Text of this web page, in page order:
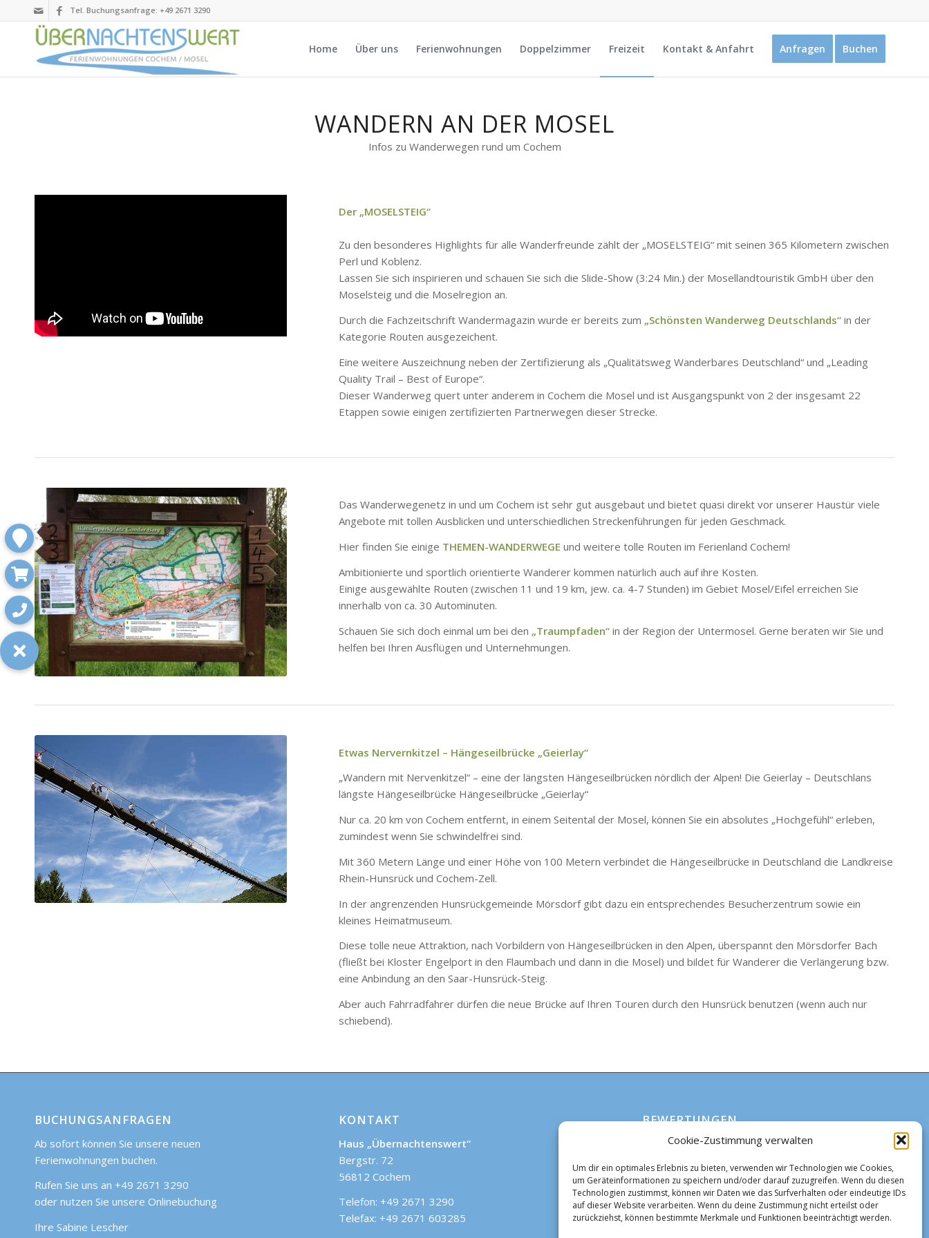
Cookie-Zustimmung verwalten
Um dir ein optimales Erlebnis zu bieten, verwenden wir Technologien wie Cookies,
um Geräteinformationen zu speichern und/oder darauf zuzugreifen. Wenn du diesen
Technologien zustimmst, können wir Daten wie das Surfverhalten oder eindeutige IDs
auf dieser Website verarbeiten. Wenn du deine Zustimmung nicht erteilst oder
zurückziehst, können bestimmte Merkmale und Funktionen beeinträchtigt werden.
Tel. Buchungsanfrage: +49 2671 3290
Home Über uns Ferienwohnungen Doppelzimmer Freizeit Kontakt & Anfahrt Anfragen Buchen
WANDERN AN DER MOSEL
Infos zu Wanderwegen rund um Cochem
Der „MOSELSTEIG“
Zu den besonderes Highlights für alle Wanderfreunde zählt der „MOSELSTEIG“ mit seinen 365 Kilometern zwischen
Perl und Koblenz.
Lassen Sie sich inspirieren und schauen Sie sich die Slide-Show (3:24 Min.) der Mosellandtouristik GmbH über den
Moselsteig und die Moselregion an.
Durch die Fachzeitschrift Wandermagazin wurde er bereits zum „Schönsten Wanderweg Deutschlands“in der
Kategorie Routen ausgezeichent.
Eine weitere Auszeichnung neben der Zertifizierung als „Qualitätsweg Wanderbares Deutschland“ und „Leading
Quality Trail – Best of Europe“.
Dieser Wanderweg quert unter anderem in Cochem die Mosel und ist Ausgangspunkt von 2 der insgesamt 22
Etappen sowie einigen zertifizierten Partnerwegen dieser Strecke.
Das Wanderwegenetz in und um Cochem ist sehr gut ausgebaut und bietet quasi direkt vor unserer Haustür viele
Angebote mit tollen Ausblicken und unterschiedlichen Streckenführungen für jeden Geschmack.
Hier finden Sie einige THEMEN-WANDERWEGE und weitere tolle Routen im Ferienland Cochem!
Ambitionierte und sportlich orientierte Wanderer kommen natürlich auch auf ihre Kosten.
Einige ausgewählte Routen (zwischen 11 und 19 km, jew. ca. 4-7 Stunden) im Gebiet Mosel/Eifel erreichen Sie
innerhalb von ca. 30 Autominuten.
Schauen Sie sich doch einmal um bei den „Traumpfaden“in der Region der Untermosel. Gerne beraten wir Sie und
helfen bei Ihren Ausflügen und Unternehmungen.
Etwas Nervernkitzel – Hängeseilbrücke „Geierlay“
„Wandern mit Nervenkitzel“ – eine der längsten Hängeseilbrücken nördlich der Alpen! Die Geierlay – Deutschlans
längste Hängeseilbrücke Hängeseilbrücke „Geierlay“
Nur ca. 20 km von Cochem entfernt, in einem Seitental der Mosel, können Sie ein absolutes „Hochgefühl“ erleben,
zumindest wenn Sie schwindelfrei sind.
Mit 360 Metern Länge und einer Höhe von 100 Metern verbindet die Hängeseilbrücke in Deutschland die Landkreise
Rhein-Hunsrück und Cochem-Zell.
In der angrenzenden Hunsrückgemeinde Mörsdorf gibt dazu ein entsprechendes Besucherzentrum sowie ein
kleines Heimatmuseum.
Diese tolle neue Attraktion, nach Vorbildern von Hängeseilbrücken in den Alpen, überspannt den Mörsdorfer Bach
(fließt bei Kloster Engelport in den Flaumbach und dann in die Mosel) und bildet für Wanderer die Verlängerung bzw.
eine Anbindung an den Saar-Hunsrück-Steig.
Aber auch Fahrradfahrer dürfen die neue Brücke auf Ihren Touren durch den Hunsrück benutzen (wenn auch nur
schiebend).
BUCHUNGSANFRAGEN
Ab sofort können Sie unsere neuen
Ferienwohnungen buchen.
Rufen Sie uns an +49 2671 3290
oder nutzen Sie unsere Onlinebuchung
Ihre Sabine Lescher
KONTAKT
Haus „Übernachtenswert“
Bergstr. 72
56812 Cochem
Telefon: +49 2671 3290
Telefax: +49 2671 603285
BEWERTUNGEN